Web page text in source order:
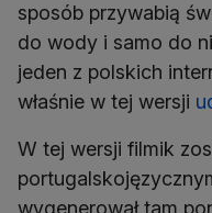
sposób przywabią
do wody i samo do
jeden z polskich
właśnie w tej wersji
W tej wersji filmik
wygenerował tam